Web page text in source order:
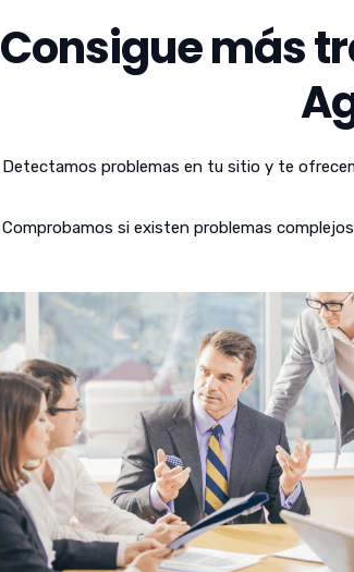
Consigue más
Detectamos problemas en tu sitio y te
Comprobamos si existen problemas